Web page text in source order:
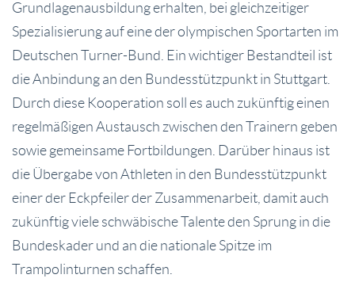
Grundlagenausbildung erhalten, bei gleichzeitiger
Spezialisierung auf eine der olympischen Sportarten im
Deutschen Turner-Bund. Ein wichtiger Bestandteil ist
die Anbindung an den Bundesstützpunkt in Stuttgart.
Durch diese Kooperation soll es auch zukünftig einen
regelmäßigen Austausch zwischen den Trainern geben
sowie gemeinsame Fortbildungen. Darüber hinaus ist
die Übergabe von Athleten in den Bundesstützpunkt
einer der Eckpfeiler der Zusammenarbeit, damit auch
zukünftig viele schwäbische Talente den Sprung in die
Bundeskader und an die nationale Spitze im
Trampolinturnen schaffen.